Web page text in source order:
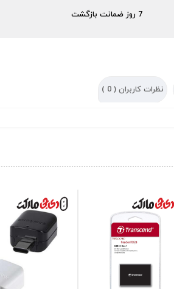
7 روز ضمانت بازگشت
نظرات کاربران ( 0
)